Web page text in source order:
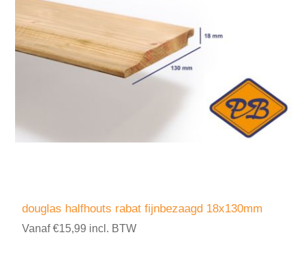
douglas halfhouts rabat fijnbezaagd 18x130mm
Vanaf €15,99 incl. BTW